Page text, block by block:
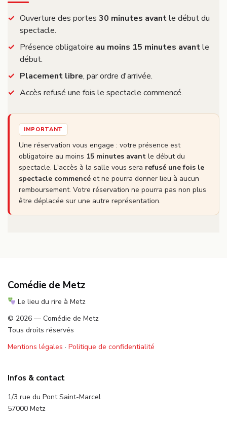
Ouverture des portes 30 minutes avantle début du
spectacle.
Présence obligatoire au moins 15 minutes avantle
début.
Placement libre, par ordre d'arrivée.
Accès refusé une fois le spectacle commencé.
IMPORTANT
Une réservation vous engage : votre présence est
obligatoire au moins 15 minutes avant le début du
spectacle. L'accès à la salle vous sera refusé une fois le
spectacle commencé et ne pourra donner lieu à aucun
remboursement. Votre réservation ne pourra pas non plus
être déplacée sur une autre représentation.
Comédie de Metz
Le lieu du rire à Metz
© 2026 — Comédie de Metz
Tous droits réservés
Mentions légales · Politique de confidentialité
Infos & contact
1/3 rue du Pont Saint-Marcel
57000 Metz